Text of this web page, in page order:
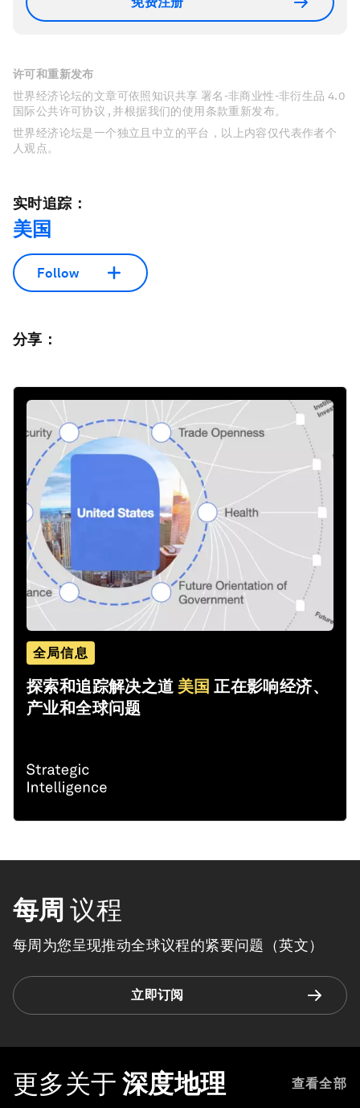
许可和重新发布
世界经济论坛的文章可依照知识共享 署名-非商业性-非衍生品 4.0
国际公共许可协议 , 并根据我们的使用条款重新发布。
世界经济论坛是一个独立且中立的平台，以上内容仅代表作者个
人观点。
实时追踪：
美国
Follow
分享：
全局信息
探索和追踪解决之道 美国 正在影响经济、
产业和全球问题
每周 议程
每周为您呈现推动全球议程的紧要问题（英文）
立即订阅
更多关于 深度地理 查看全部